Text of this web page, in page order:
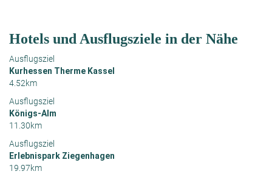
Hotels und Ausflugsziele in der Nähe
Ausflugsziel
Kurhessen Therme Kassel
4.52km
Ausflugsziel
Königs-Alm
11.30km
Ausflugsziel
Erlebnispark Ziegenhagen
19.97km